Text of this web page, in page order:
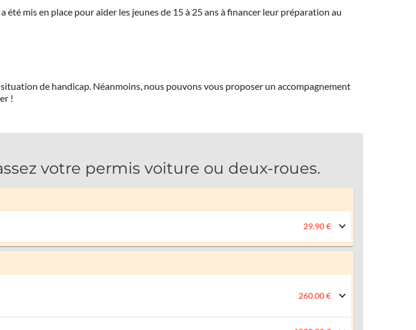
mis en place pour aider les jeunes de 15 à 25 ans à financer leur préparation au
de handicap. Néanmoins, nous pouvons vous proposer un accompagnement
!
votre permis voiture ou deux-roues.
29.90 €
260.00 €